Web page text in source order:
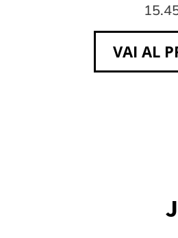
VAI AL